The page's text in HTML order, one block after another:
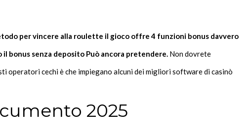
per vincere alla roulette il gioco offre 4 funzioni bonus davvero
bonus senza deposito Può ancora pretendere. Non dovrete
operatori cechi è che impiegano alcuni dei migliori software di casinò
2025